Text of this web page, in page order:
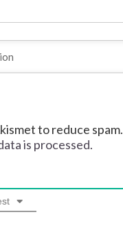
to reduce spam.
is processed.